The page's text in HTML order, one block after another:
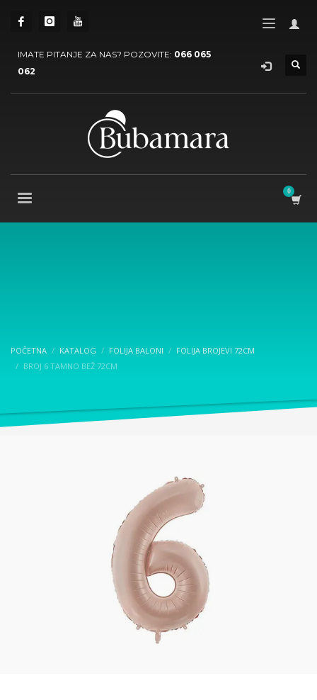
IMATE PITANJE ZA NAS? POZOVITE: 066 065
062
POČETNA KATALOG FOLIJA BALONI
FOLIJA BROJEVI 72CM
BROJ 6 TAMNO BEŽ 72CM